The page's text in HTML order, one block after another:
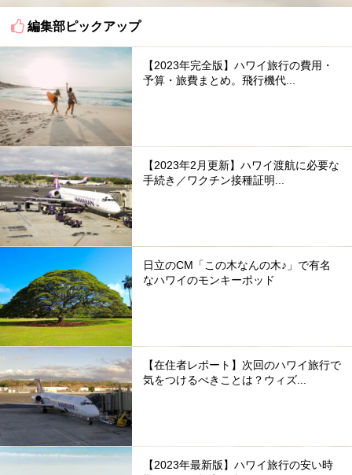
編集部ピックアップ
【2023年完全版】ハワイ旅行の費用・
予算・旅費まとめ。飛行機代...
【2023年2月更新】ハワイ渡航に必要な
手続き／ワクチン接種証明...
日立のCM「この木なんの木♪」で有名
なハワイのモンキーポッド
【在住者レポート】次回のハワイ旅行で
気をつけるべきことは？ウィズ...
【2023年最新版】ハワイ旅行の安い時